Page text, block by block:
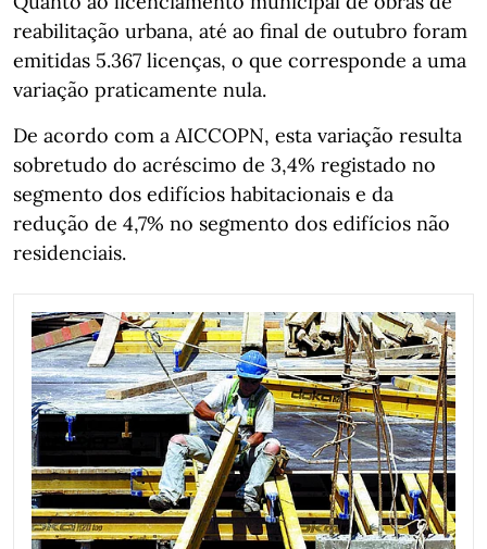
reabilitação urbana, até ao final de outubro foram
emitidas 5.367 licenças, o que corresponde a uma
variação praticamente nula.
De acordo com a AICCOPN, esta variação resulta
sobretudo do acréscimo de 3,4% registado no
segmento dos edifícios habitacionais e da
redução de 4,7% no segmento dos edifícios não
residenciais.